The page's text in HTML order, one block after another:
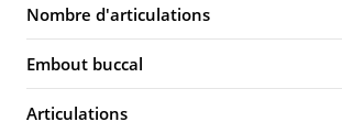
Nombre d'articulations
Embout buccal
Articulations